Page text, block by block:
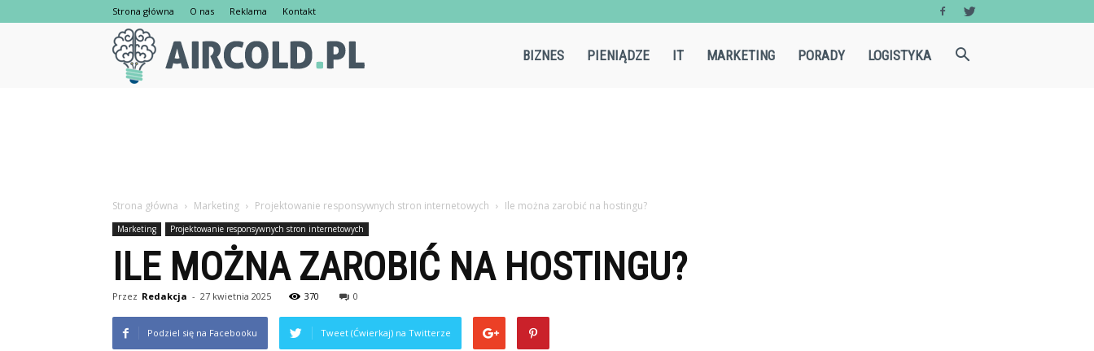
Strona główna O nas Reklama Kontakt
BIZNES PIENIĄDZE IT MARKETING PORADY LOGISTYKA
Strona główna Marketing Projektowanie responsywnych stron internetowych Ile można zarobić na hostingu?
Marketing Projektowanie responsywnych stron internetowych
ILE MOŻNA ZAROBIĆ NA HOSTINGU?
Przez Redakcja - 27 kwietnia 2025 370 0
Podziel się na Facebooku Tweet (Ćwierkaj) na Twitterze